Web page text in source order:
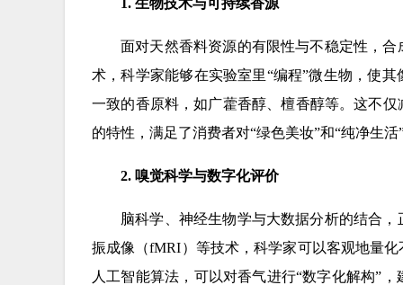
1. 生物技术与可持续香源
面对天然香料资源的有限性与不稳定性，
术，科学家能够在实验室里“编程”微生物，使
一致的香原料，如广藿香醇、檀香醇等。这不
的特性，满足了消费者对“绿色美妆”和“纯净生活
2. 嗅觉科学与数字化评价
脑科学、神经生物学与大数据分析的结合
振成像（fMRI）等技术，科学家可以客观地量
人工智能算法，可以对香气进行“数字化解构”